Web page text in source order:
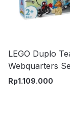
LEGO Duplo
Webquarters
10464 - Mix
Rp1.109.000